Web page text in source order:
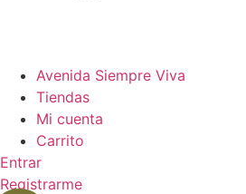
Avenida Siempre Viva
Tiendas
Mi cuenta
Carrito
Entrar
Registrarme